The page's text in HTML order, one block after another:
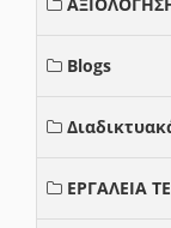
Blogs
ΕΡΓΑΛΕΙΑ